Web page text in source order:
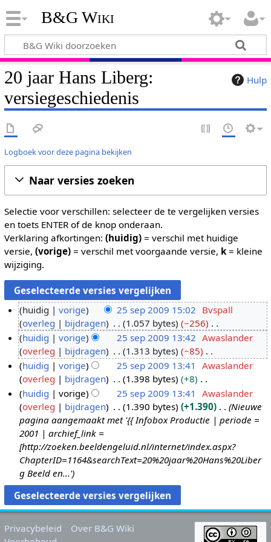
B&G Wiki
Hulp
20 jaar Hans Liberg:
versiegeschiedenis
Logboek voor deze pagina bekijken
Naar versies zoeken
Selectie voor verschillen: selecteer de te vergelijken versies
en toets ENTER of de knop onderaan.
Verklaring afkortingen: (huidig)= verschil met huidige
versie, (vorige)= verschil met voorgaande versie, k= kleine
wijziging.
5
e
2
huidig vorige 25 sep 2009 15:02 Bvspall
overleg
bijdragen 1.057 bytes
−256
G
e
e
n
b
e
w
e
r
k
i
n
g
s
a
huidig vorige 25 sep 2009 13:42 Awaslander
overleg
bijdragen 1.313 bytes
−85
G
e
e
n
b
e
w
e
r
k
i
n
huidig vorige 25 sep 2009 13:41
Awaslander
overleg
bijdragen 1.398 bytes
+8
G
e
e
n
b
e
w
e
r
k
i
n
huidig vorige 25 sep 2009 13:41
Awaslander
overleg
bijdragen 1.390 bytes +1.390
Nieuwe
pagina aangemaakt met '{{ Infobox Productie | periode =
2001 | archief_link =
[http://zoeken.beeldengeluid.nl/internet/index.aspx?
ChapterID=1164&searchText=20%20jaar%20Hans%20Liber
g Beeld en...'
Privacybeleid
Over B&G Wiki